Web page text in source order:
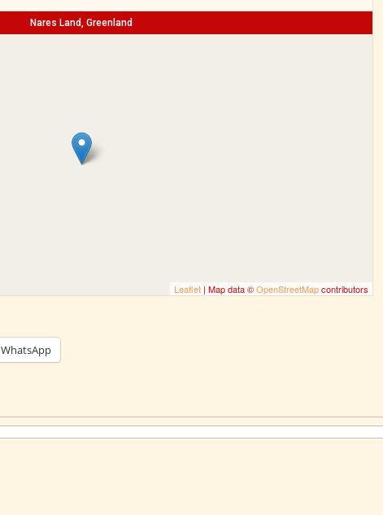
Nares Land, Greenland
Leaflet| Map data ©OpenStreetMapcontributors
WhatsApp